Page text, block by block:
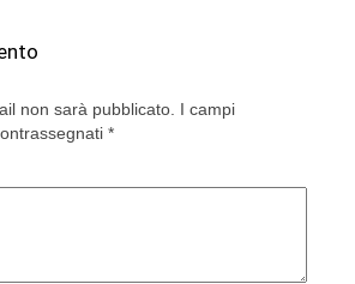
non sarà pubblicato. I campi
*